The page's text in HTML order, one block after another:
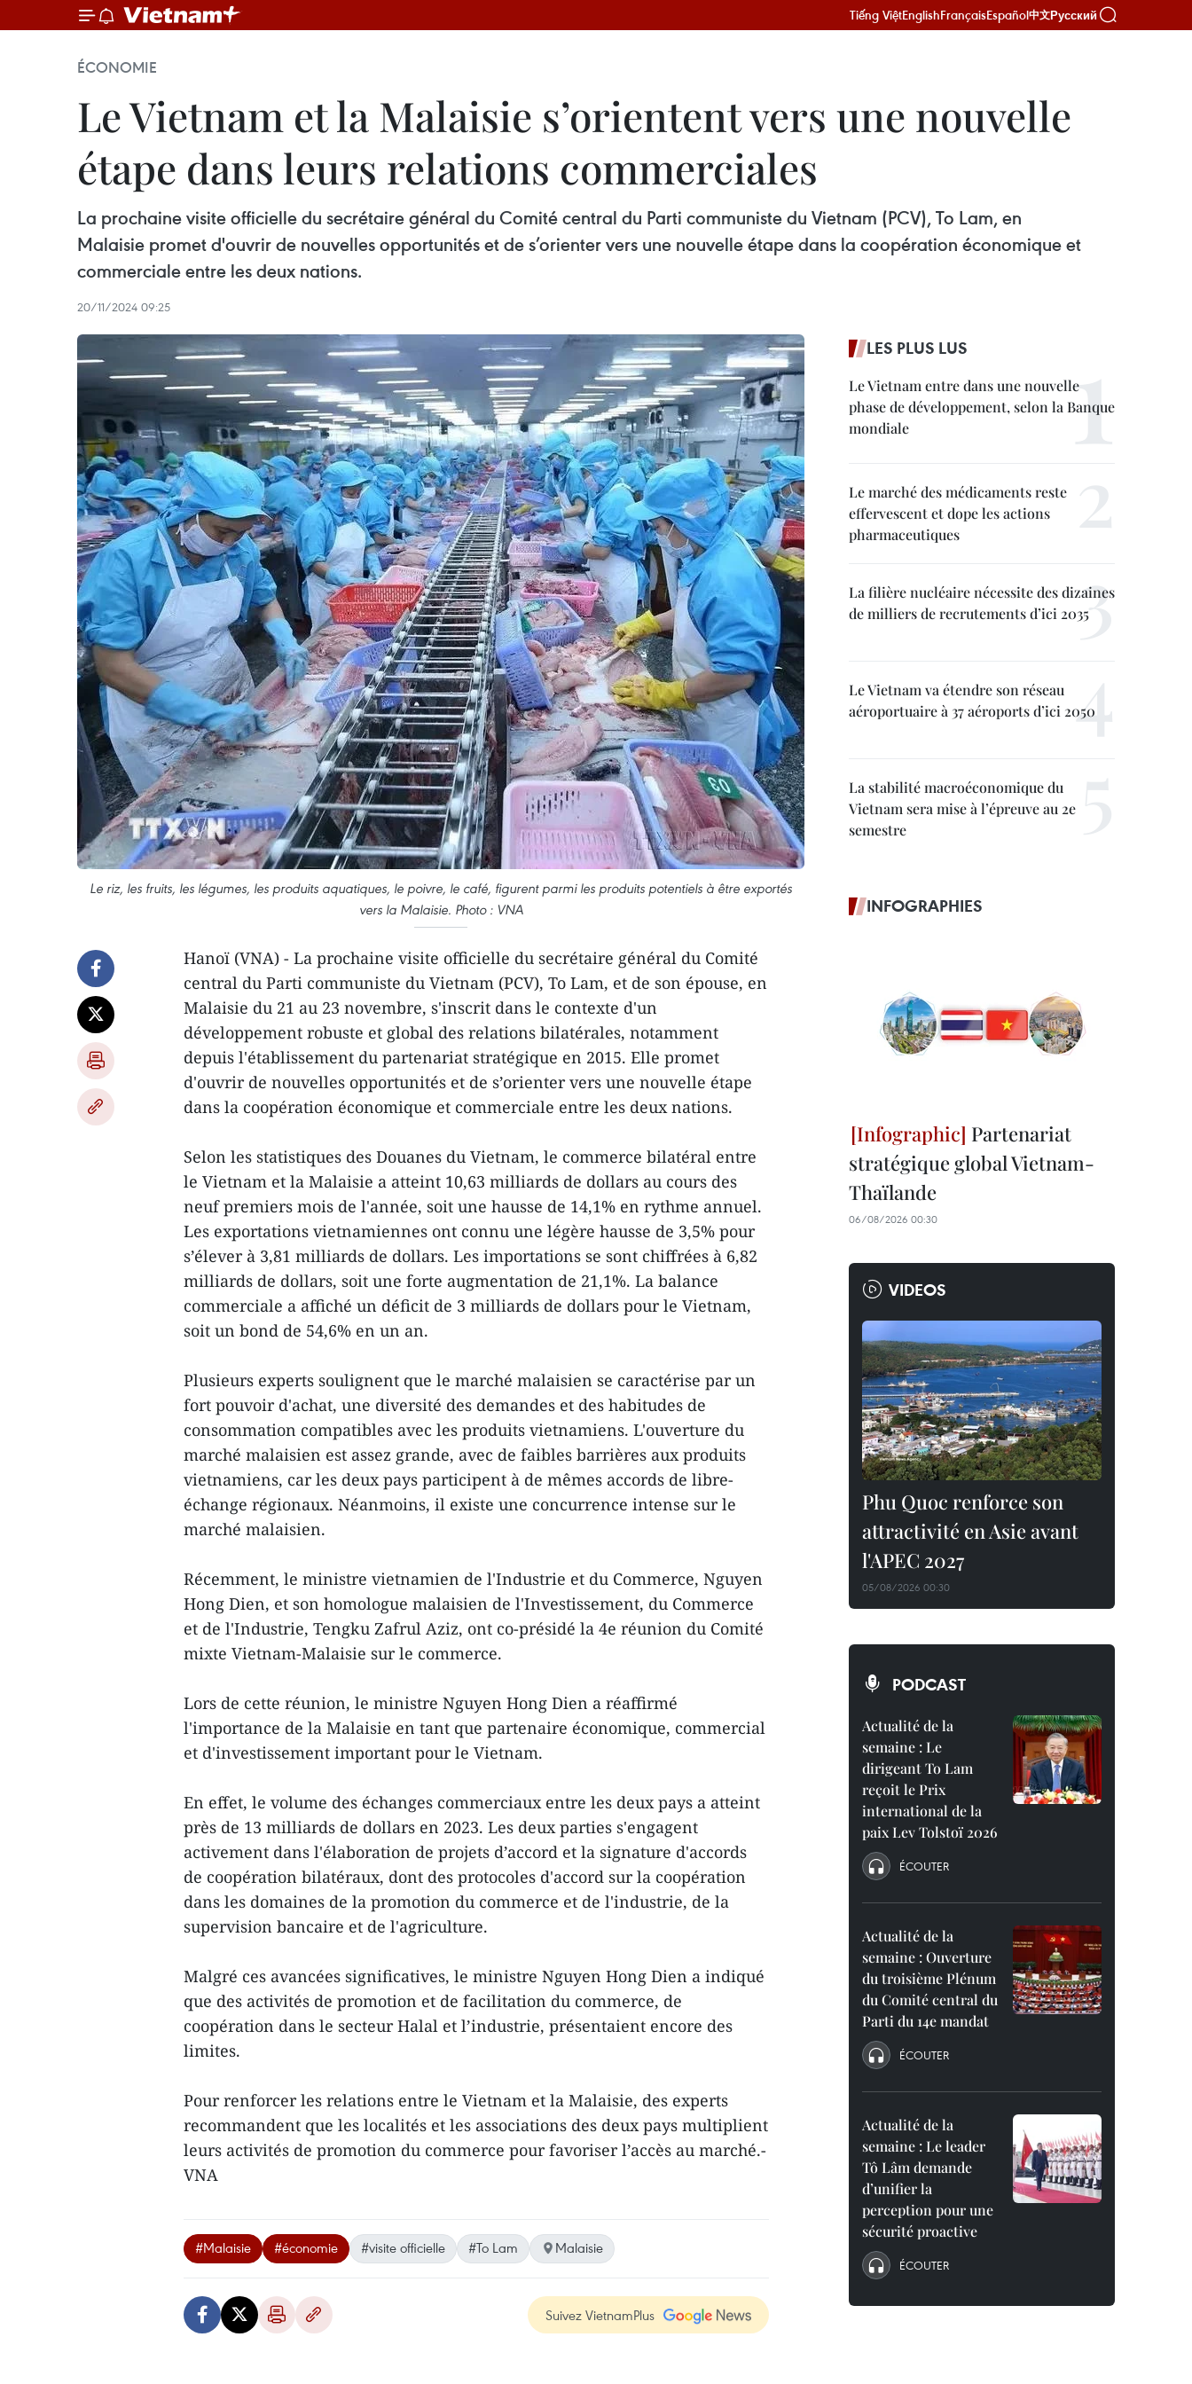
Tiếng ViệtEnglishFrançaisEspañol中文Русский
ÉCONOMIE
Le Vietnam et la Malaisie s’orientent vers une nouvelle
étape dans leurs relations commerciales
La prochaine visite officielle du secrétaire général du Comité central du Parti communiste du Vietnam (PCV), To Lam, en
Malaisie promet d'ouvrir de nouvelles opportunités et de s’orienter vers une nouvelle étape dans la coopération économique et
commerciale entre les deux nations.
20/11/2024 09:25
Le riz, les fruits, les légumes, les produits aquatiques, le poivre, le café, figurent parmi les produits potentiels à être exportés
vers la Malaisie. Photo : VNA
Hanoï (VNA) - La prochaine visite officielle du secrétaire général du Comité
central du Parti communiste du Vietnam (PCV), To Lam, et de son épouse, en
Malaisie du 21 au 23 novembre, s'inscrit dans le contexte d'un
développement robuste et global des relations bilatérales, notamment
depuis l'établissement du partenariat stratégique en 2015. Elle promet
d'ouvrir de nouvelles opportunités et de s’orienter vers une nouvelle étape
dans la coopération économique et commerciale entre les deux nations.
Selon les statistiques des Douanes du Vietnam, le commerce bilatéral entre
le Vietnam et la Malaisie a atteint 10,63 milliards de dollars au cours des
neuf premiers mois de l'année, soit une hausse de 14,1% en rythme annuel.
Les exportations vietnamiennes ont connu une légère hausse de 3,5% pour
s’élever à 3,81 milliards de dollars. Les importations se sont chiffrées à 6,82
milliards de dollars, soit une forte augmentation de 21,1%. La balance
commerciale a affiché un déficit de 3 milliards de dollars pour le Vietnam,
soit un bond de 54,6% en un an.
Plusieurs experts soulignent que le marché malaisien se caractérise par un
fort pouvoir d'achat, une diversité des demandes et des habitudes de
consommation compatibles avec les produits vietnamiens. L'ouverture du
marché malaisien est assez grande, avec de faibles barrières aux produits
vietnamiens, car les deux pays participent à de mêmes accords de libre-
échange régionaux. Néanmoins, il existe une concurrence intense sur le
marché malaisien.
Récemment, le ministre vietnamien de l'Industrie et du Commerce, Nguyen
Hong Dien, et son homologue malaisien de l'Investissement, du Commerce
et de l'Industrie, Tengku Zafrul Aziz, ont co-présidé la 4e réunion du Comité
mixte Vietnam-Malaisie sur le commerce.
Lors de cette réunion, le ministre Nguyen Hong Dien a réaffirmé
l'importance de la Malaisie en tant que partenaire économique, commercial
et d'investissement important pour le Vietnam.
En effet, le volume des échanges commerciaux entre les deux pays a atteint
près de 13 milliards de dollars en 2023. Les deux parties s'engagent
activement dans l'élaboration de projets d’accord et la signature d'accords
de coopération bilatéraux, dont des protocoles d'accord sur la coopération
dans les domaines de la promotion du commerce et de l'industrie, de la
supervision bancaire et de l'agriculture.
Malgré ces avancées significatives, le ministre Nguyen Hong Dien a indiqué
que des activités de promotion et de facilitation du commerce, de
coopération dans le secteur Halal et l’industrie, présentaient encore des
limites.
Pour renforcer les relations entre le Vietnam et la Malaisie, des experts
recommandent que les localités et les associations des deux pays multiplient
leurs activités de promotion du commerce pour favoriser l’accès au marché.-
VNA
#Malaisie #économie #visite officielle #To Lam Malaisie
Suivez VietnamPlus
LES PLUS LUS
Le Vietnam entre dans une nouvelle
phase de développement, selon la Banque
mondiale
Le marché des médicaments reste
effervescent et dope les actions
pharmaceutiques
La filière nucléaire nécessite des dizaines
de milliers de recrutements d’ici 2035
Le Vietnam va étendre son réseau
aéroportuaire à 37 aéroports d’ici 2050
La stabilité macroéconomique du
Vietnam sera mise à l’épreuve au 2e
semestre
INFOGRAPHIES
Partenariat
stratégique global Vietnam-
Thaïlande
06/08/2026 00:30
VIDEOS
Phu Quoc renforce son
attractivité en Asie avant
l'APEC 2027
05/08/2026 00:30
PODCAST
Actualité de la
semaine : Le
dirigeant To Lam
reçoit le Prix
international de la
paix Lev Tolstoï 2026
ÉCOUTER
Actualité de la
semaine : Ouverture
du troisième Plénum
du Comité central du
Parti du 14e mandat
ÉCOUTER
Actualité de la
semaine : Le leader
Tô Lâm demande
d’unifier la
perception pour une
sécurité proactive
ÉCOUTER